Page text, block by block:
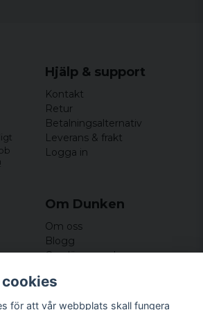
Hjälp & support
Kontakt
Retur
Betalningsalternativ
Leverans & frakt
Logga in
Om Dunken
Om oss
Blogg
Omdömen och
Nyhetsbrev
Kundklubb
för att vår webbplats skall fungera